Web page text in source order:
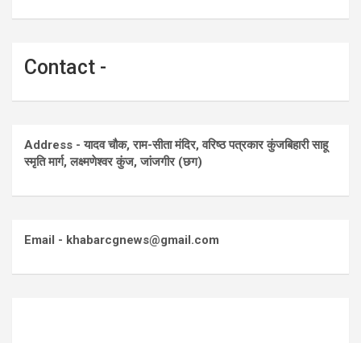
Contact -
Address - यादव चौक, राम-सीता मंदिर, वरिष्ठ पत्रकार कुंजबिहारी साहू
स्मृति मार्ग, लक्ष्मणेश्वर कुंज, जांजगीर (छग)
Email - khabarcgnews@gmail.com